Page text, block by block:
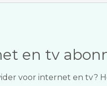
en tv
voor internet en tv?